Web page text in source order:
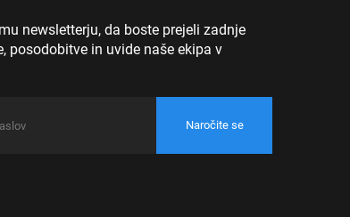
newsletterju, da boste prejeli zadnje
posodobitve in uvide naše ekipa v
Naročite se